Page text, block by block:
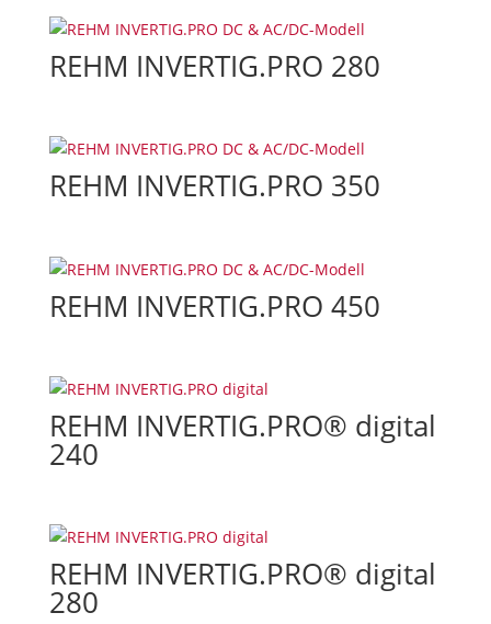
REHM INVERTIG.PRO 280
REHM INVERTIG.PRO 350
REHM INVERTIG.PRO 450
REHM INVERTIG.PRO® digital
240
REHM INVERTIG.PRO® digital
280